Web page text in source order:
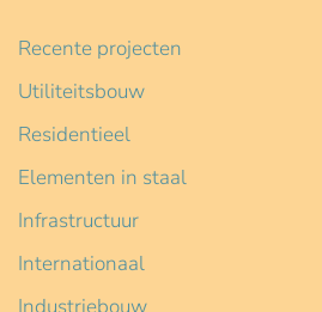
Recente projecten
Utiliteitsbouw
Residentieel
Elementen in staal
Infrastructuur
Internationaal